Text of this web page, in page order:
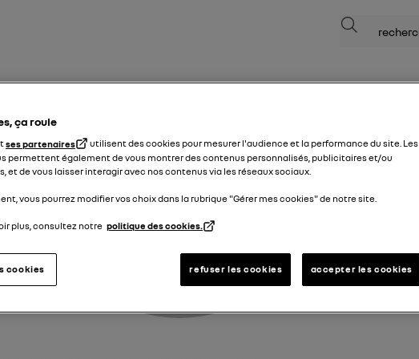
Recherche
ça roule
ses partenaires
utilisent des cookies pour mesurer l'audience et la performance du site. Les
permettent également de vous montrer des contenus personnalisés, publicitaires et/ou
et de vous laisser interagir avec nos contenus via les réseaux sociaux.
vous pourrez modifier vos choix dans la rubrique "Gérer mes cookies" de notre site.
plus, consultez notre politique des cookies.
refuser les cookies accepter les cookies
cookies